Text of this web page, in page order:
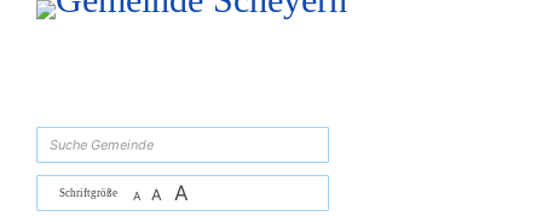
Zum Inhalt, zur Navigationoder zur Startseite springen.
Schriftgröße A A A